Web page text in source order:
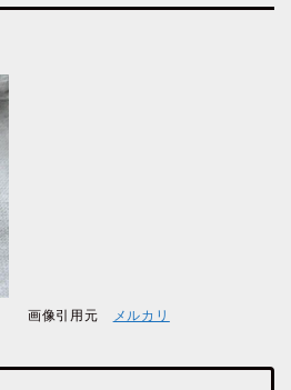
画像引用元 メルカリ